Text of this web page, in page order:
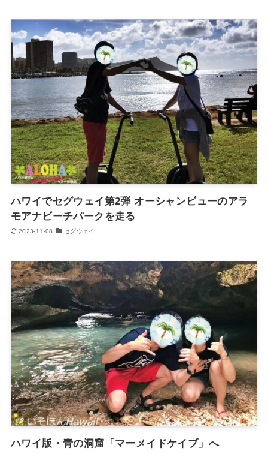
ハワイでセグウェイ第2弾 オーシャンビューのアラ
モアナビーチパークを走る
2023-11-08 セグウェイ
ハワイ版・青の洞窟「マーメイドケイブ」へ